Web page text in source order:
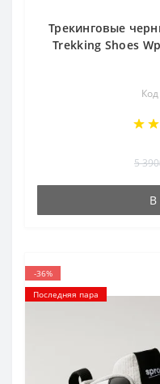
Трекинговые
Trekking Shoes
5
-36%
Последняя пара